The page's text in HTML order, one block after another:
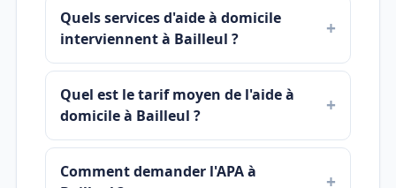
Quels services d'aide à domicile
interviennent à Bailleul ?
Quel est le tarif moyen de l'aide à
domicile à Bailleul ?
Comment demander l'APA à